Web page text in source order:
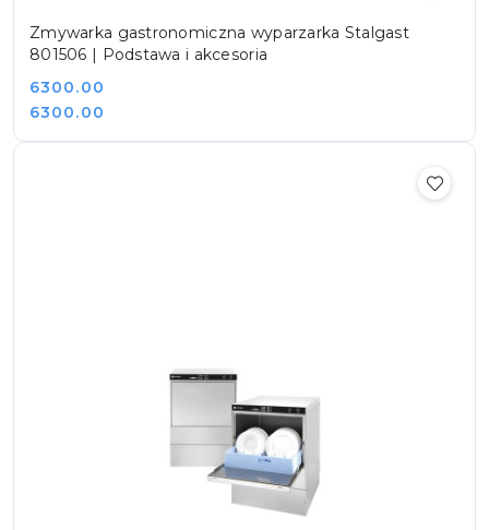
Zmywarka gastronomiczna wyparzarka Stalgast
801506 | Podstawa i akcesoria
Cena:
6300.00
Cena:
6300.00